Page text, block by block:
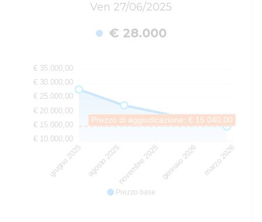
Ven 27/06/2025
€ 28.000
Prezzo base
giugno 2025 agosto 2025novembre 2025 gennaio 2026 marzo 2026
Prezzo di aggiudicazione: € 15.040,00
€ 35.000,00
€ 30.000,00
€ 25.000,00
€ 20.000,00
€ 15.000,00
€ 10.000,00